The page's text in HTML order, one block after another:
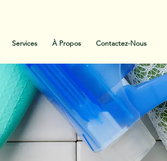
Services À Propos Contactez-Nous